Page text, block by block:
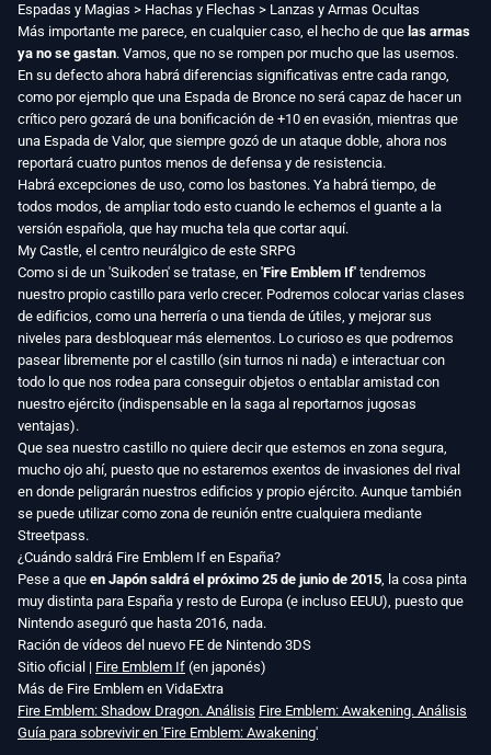
Espadas y Magias > Hachas y Flechas > Lanzas y Armas Ocultas
Más importante me parece, en cualquier caso, el hecho de que las armas
ya no se gastan. Vamos, que no se rompen por mucho que las usemos.
En su defecto ahora habrá diferencias significativas entre cada rango,
como por ejemplo que una Espada de Bronce no será capaz de hacer un
crítico pero gozará de una bonificación de +10 en evasión, mientras que
una Espada de Valor, que siempre gozó de un ataque doble, ahora nos
reportará cuatro puntos menos de defensa y de resistencia.
Habrá excepciones de uso, como los bastones. Ya habrá tiempo, de
todos modos, de ampliar todo esto cuando le echemos el guante a la
versión española, que hay mucha tela que cortar aquí.
My Castle, el centro neurálgico de este SRPG
Como si de un 'Suikoden' se tratase, en 'Fire Emblem If' tendremos
nuestro propio castillo para verlo crecer. Podremos colocar varias clases
de edificios, como una herrería o una tienda de útiles, y mejorar sus
niveles para desbloquear más elementos. Lo curioso es que podremos
pasear libremente por el castillo (sin turnos ni nada) e interactuar con
todo lo que nos rodea para conseguir objetos o entablar amistad con
nuestro ejército (indispensable en la saga al reportarnos jugosas
ventajas).
Que sea nuestro castillo no quiere decir que estemos en zona segura,
mucho ojo ahí, puesto que no estaremos exentos de invasiones del rival
en donde peligrarán nuestros edificios y propio ejército. Aunque también
se puede utilizar como zona de reunión entre cualquiera mediante
Streetpass.
¿Cuándo saldrá Fire Emblem If en España?
Pese a que en Japón saldrá el próximo 25 de junio de 2015, la cosa pinta
muy distinta para España y resto de Europa (e incluso EEUU), puesto que
Nintendo aseguró que hasta 2016, nada.
Ración de vídeos del nuevo FE de Nintendo 3DS
Sitio oficial | Fire Emblem If (en japonés)
Más de Fire Emblem en VidaExtra
Fire Emblem: Shadow Dragon. Análisis Fire Emblem: Awakening. Análisis
Guía para sobrevivir en 'Fire Emblem: Awakening'